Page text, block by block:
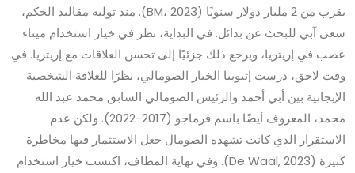
يقرب من 2 مليار دولار سنويًا (BM، 2023). منذ توليه مقاليد الحكم،
سعى آبي للبحث عن بدائل. في البداية، نظر في خيار استخدام ميناء
عصب في إريتريا، ويرجع ذلك جزئيًا إلى تحسن العلاقات مع إريتريا. في
وقت لاحق، درست إثيوبيا الخيار الصومالي، نظرًا للعلاقة الشخصية
الإيجابية بين أبي أحمد والرئيس الصومالي السابق محمد عبد الله
محمد، المعروف أيضًا باسم فرماجو (2017-2022). ولكن عدم
الاستقرار الذي كانت تشهده الصومال جعل الاستثمار فيها مخاطرة
كبيرة (De Waal, 2023). وفي نهاية المطاف، اكتسب خيار استخدام